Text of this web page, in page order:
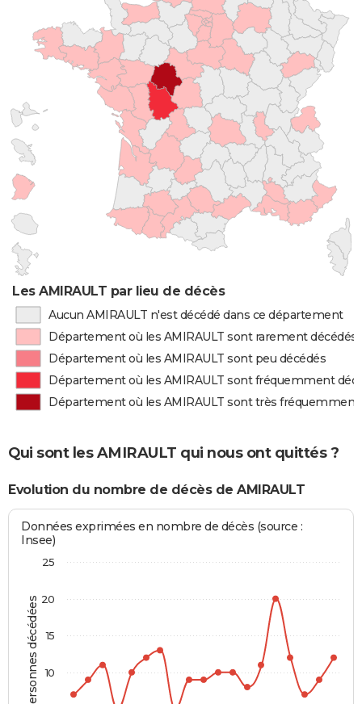
Les AMIRAULT par lieu de décès
Aucun AMIRAULT n'est décédé dans ce département
Département où les AMIRAULT sont rarement décédés
Département où les AMIRAULT sont peu décédés
Département où les AMIRAULT sont fréquemment
Département où les AMIRAULT sont très fréquemment
Qui sont les AMIRAULT qui nous ont quittés ?
Evolution du nombre de décès de AMIRAULT
Personnes décédées
Données exprimées en nombre de décès (source :
Insee)
10
15
20
25